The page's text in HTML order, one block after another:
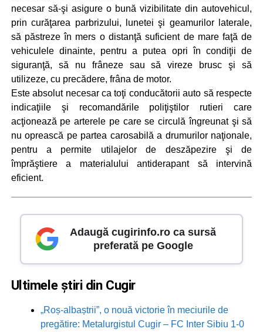
necesar să-şi asigure o bună vizibilitate din autovehicul,
prin curăţarea parbrizului, lunetei şi geamurilor laterale,
să păstreze în mers o distanţă suficient de mare faţă de
vehiculele dinainte, pentru a putea opri în condiţii de
siguranţă, să nu frâneze sau să vireze brusc şi să
utilizeze, cu precădere, frâna de motor.
Este absolut necesar ca toţi conducătorii auto să respecte
indicaţiile şi recomandările poliţiştilor rutieri care
acţionează pe arterele pe care se circulă îngreunat şi să
nu oprească pe partea carosabilă a drumurilor naţionale,
pentru a permite utilajelor de deszăpezire şi de
împrăştiere a materialului antiderapant să intervină
eficient.
Adaugă cugirinfo.ro ca sursă
preferată pe Google
Ultimele știri din Cugir
„Roș-albaștrii”, o nouă victorie în meciurile de
pregătire: Metalurgistul Cugir – FC Inter Sibiu 1-0